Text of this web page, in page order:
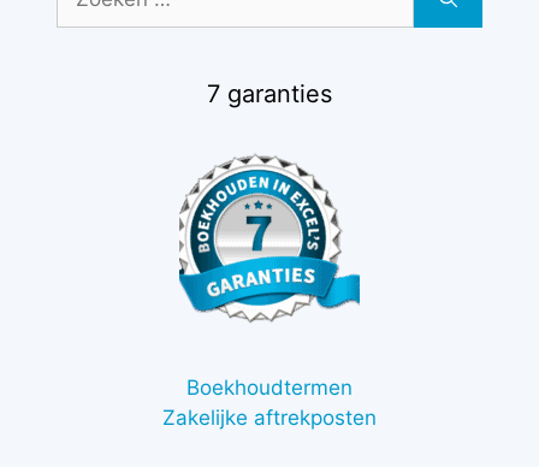
naar:
7 garanties
Boekhoudtermen
Zakelijke aftrekposten